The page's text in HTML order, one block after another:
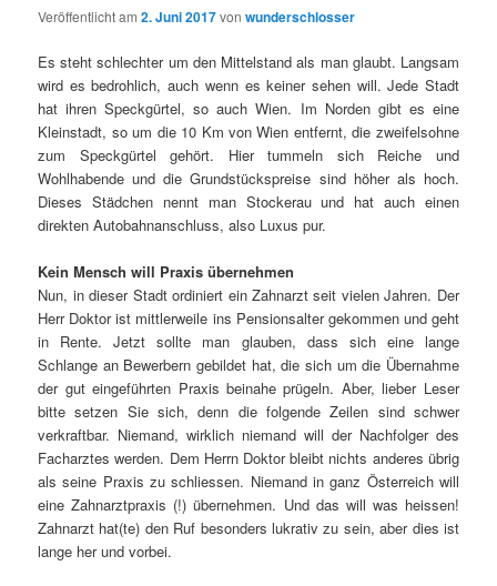
Veröffentlicht am2. Juni 2017vonwunderschlosser
Es steht schlechter um den Mittelstand als man glaubt. Langsam
wird es bedrohlich, auch wenn es keiner sehen will. Jede Stadt
hat ihren Speckgürtel, so auch Wien. Im Norden gibt es eine
Kleinstadt, so um die 10 Km von Wien entfernt, die zweifelsohne
zum Speckgürtel gehört. Hier tummeln sich Reiche und
Wohlhabende und die Grundstückspreise sind höher als hoch.
Dieses Städchen nennt man Stockerau und hat auch einen
direkten Autobahnanschluss, also Luxus pur.
Kein Mensch will Praxis übernehmen
Nun, in dieser Stadt ordiniert ein Zahnarzt seit vielen Jahren. Der
Herr Doktor ist mittlerweile ins Pensionsalter gekommen und geht
in Rente. Jetzt sollte man glauben, dass sich eine lange
Schlange an Bewerbern gebildet hat, die sich um die Übernahme
der gut eingeführten Praxis beinahe prügeln. Aber, lieber Leser
bitte setzen Sie sich, denn die folgende Zeilen sind schwer
verkraftbar. Niemand, wirklich niemand will der Nachfolger des
Facharztes werden. Dem Herrn Doktor bleibt nichts anderes übrig
als seine Praxis zu schliessen. Niemand in ganz Österreich will
eine Zahnarztpraxis (!) übernehmen. Und das will was heissen!
Zahnarzt hat(te) den Ruf besonders lukrativ zu sein, aber dies ist
lange her und vorbei.